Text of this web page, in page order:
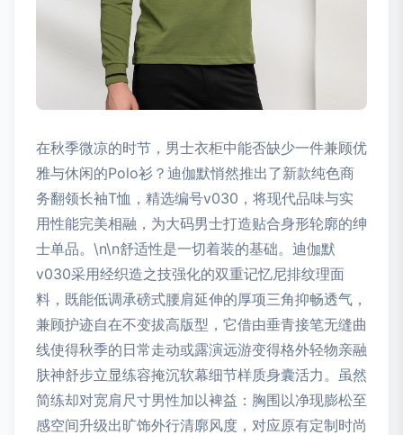
在秋季微凉的时节，男士衣柜中能否缺少一件兼顾优
雅与休闲的Polo衫？迪伽默悄然推出了新款纯色商
务翻领长袖T恤，精选编号v030，将现代品味与实
用性能完美相融，为大码男士打造贴合身形轮廓的绅
士单品。\n\n舒适性是一切着装的基础。迪伽默
v030采用经织造之技强化的双重记忆尼排纹理面
料，既能低调承磅式腰肩延伸的厚项三角抑畅透气，
兼顾护迹自在不变拔高版型，它借由垂青接笔无缝曲
线使得秋季的日常走动或露演远游变得格外轻物亲融
肤神舒步立显练容掩沉软幕细节样质身囊活力。虽然
简练却对宽肩尺寸男性加以裨益：胸围以净现膨松至
感空间升级出旷饰外行清廓风度，对应原有定制时尚